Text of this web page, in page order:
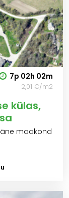
7p 02h 02m
2,01 €/m2
külas,
maakond